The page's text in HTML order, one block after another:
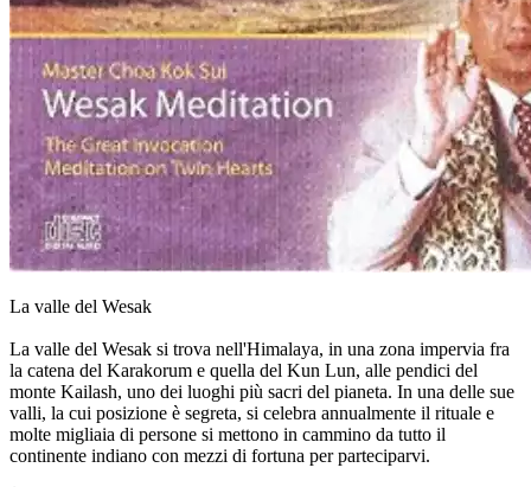
La valle del Wesak
La valle del Wesak si trova nell'Himalaya, in una zona impervia fra
la catena del Karakorum e quella del Kun Lun, alle pendici del
monte Kailash, uno dei luoghi più sacri del pianeta. In una delle sue
valli, la cui posizione è segreta, si celebra annualmente il rituale e
molte migliaia di persone si mettono in cammino da tutto il
continente indiano con mezzi di fortuna per parteciparvi.